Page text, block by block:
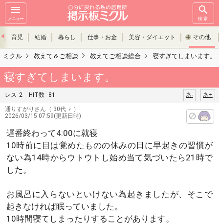
メニュー 検索
育児 結婚 暮らし 仕事・お金 美容・ダイエット その他
ミクル 教えて＆ご相談 教えてご相談総合 寝すぎてしまいます。
寝すぎてしまいます。
レス 2 HIT数 81 あ+
あ-
通りすがりさん （ 30代 ♀ ）
2026/03/15 07:59(更新日時)
遅番終わって4:00に就寝
10時前に目は覚めたものの休みの日に早起きの習慣が
ない為14時からウトウトし始め当て気づいたら21時で
した。
お風呂に入らないといけない為起きましたが、そこで
起きなければ眠っていました。
10時間寝てしまったりすることがあります。